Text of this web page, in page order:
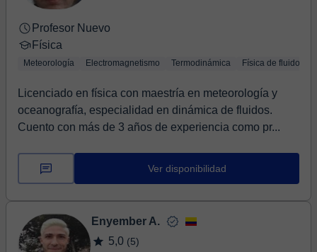
Profesor Nuevo
Física
Meteorología Electromagnetismo Termodinámica Física de fluidos
Licenciado en física con maestría en meteorología y
oceanografía, especialidad en dinámica de fluidos.
Cuento con más de 3 años de experiencia como pr...
Ver disponibilidad
Enyember A.
5,0 (5)